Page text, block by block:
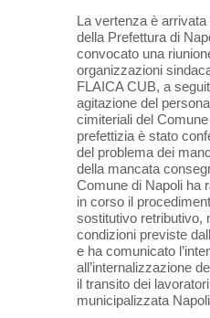
La vertenza è
della Prefettura di
convocato una
organizzazioni
FLAICA CUB, a
agitazione del
cimiteriali del
prefettizia è stato
del problema dei
della mancata
Comune di Napoli ha
in corso il
sostitutivo retributivo,
condizioni previste
e ha comunicato
all’internalizzazione
il transito dei
municipalizzata